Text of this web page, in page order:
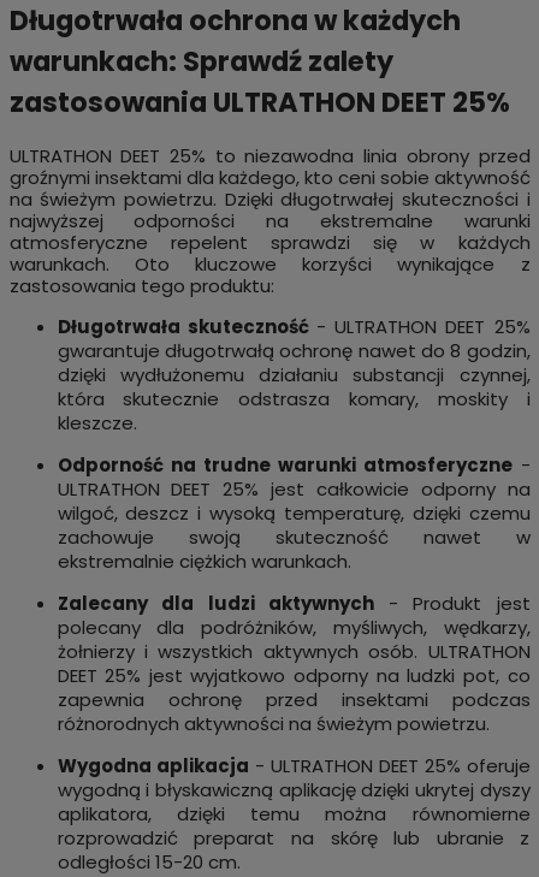
Długotrwała ochrona w każdych
warunkach: Sprawdź zalety
zastosowania ULTRATHON DEET 25%
ULTRATHON DEET 25% to niezawodna linia obrony przed
groźnymi insektami dla każdego, kto ceni sobie aktywność
na świeżym powietrzu. Dzięki długotrwałej skuteczności i
najwyższej odporności na ekstremalne warunki
atmosferyczne repelent sprawdzi się w każdych
warunkach. Oto kluczowe korzyści wynikające z
zastosowania tego produktu:
Długotrwała skuteczność - ULTRATHON DEET 25%
gwarantuje długotrwałą ochronę nawet do 8 godzin,
dzięki wydłużonemu działaniu substancji czynnej,
która skutecznie odstrasza
komary, moskity i
kleszcze.
Odporność na trudne warunki atmosferyczne -
ULTRATHON DEET 25% jest całkowicie odporny na
wilgoć, deszcz i wysoką temperaturę, dzięki czemu
zachowuje swoją skuteczność nawet w
ekstremalnie ciężkich warunkach.
Zalecany dla ludzi aktywnych - Produkt jest
polecany dla podróżników, myśliwych, wędkarzy,
żołnierzy i wszystkich aktywnych osób. ULTRATHON
DEET 25% jest wyjatkowo odporny na ludzki pot, co
zapewnia ochronę przed insektami podczas
różnorodnych aktywności na świeżym powietrzu.
Wygodna aplikacja - ULTRATHON DEET 25% oferuje
wygodną i błyskawiczną aplikację dzięki ukrytej dyszy
aplikatora, dzięki temu można równomierne
rozprowadzić preparat na skórę lub ubranie z
odległości 15-20 cm.